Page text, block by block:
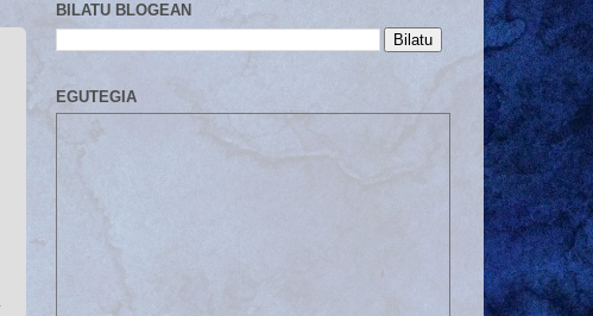
BILATU BLOGEAN
EGUTEGIA